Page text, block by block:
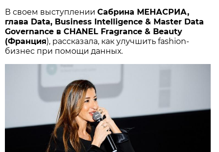
В своем выступленииСабрина МЕНАСРИА,
глава Data, Business Intelligence & Master Data
Governance в CHANEL Fragrance & Beauty
(Франция), рассказала, как улучшить fashion-
бизнес при помощи данных.